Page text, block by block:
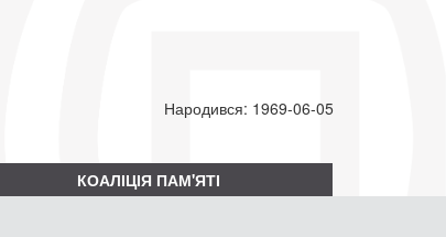
Народився: 1969-06-05
КОАЛІЦІЯ ПАМ'ЯТІ